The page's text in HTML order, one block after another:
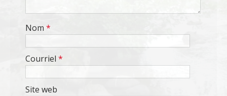
Nom *
Courriel *
Site web